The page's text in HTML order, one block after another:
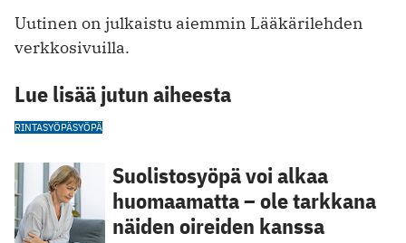
Uutinen on julkaistu aiemmin Lääkärilehden
verkkosivuilla.
Lue lisää jutun aiheesta
RINTASYÖPÄSYÖPÄ
Suolistosyöpä voi alkaa
huomaamatta – ole tarkkana
näiden oireiden kanssa